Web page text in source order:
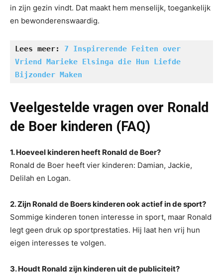
in zijn gezin vindt. Dat maakt hem menselijk, toegankelijk
en bewonderenswaardig.
Lees meer: 7 Inspirerende Feiten over
Vriend Marieke Elsinga die Hun Liefde
Bijzonder Maken
Veelgestelde vragen over Ronald
de Boer kinderen (FAQ)
1. Hoeveel kinderen heeft Ronald de Boer?
Ronald de Boer heeft vier kinderen: Damian, Jackie,
Delilah en Logan.
2. Zijn Ronald de Boers kinderen ook actief in de sport?
Sommige kinderen tonen interesse in sport, maar Ronald
legt geen druk op sportprestaties. Hij laat hen vrij hun
eigen interesses te volgen.
3. Houdt Ronald zijn kinderen uit de publiciteit?